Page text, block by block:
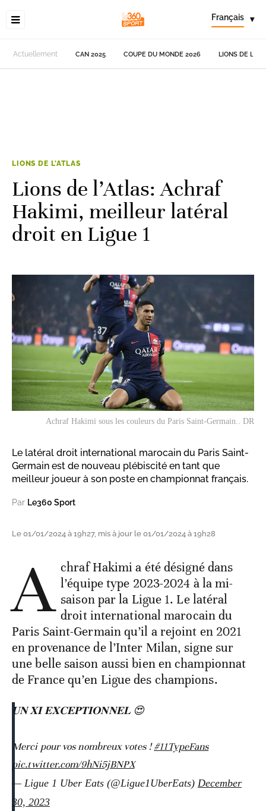
Français ▾
Actuellement CAN 2025 COUPE DU MONDE 2026 LIONS DE
LIONS DE L'ATLAS
Lions de l’Atlas: Achraf
Hakimi, meilleur latéral
droit en Ligue 1
Achraf Hakimi sous les couleurs du Paris Saint-Germain.. DR
Le latéral droit international marocain du Paris Saint-
Germain est de nouveau plébiscité en tant que
meilleur joueur à son poste en championnat français.
Par Le360 Sport
Le 01/01/2024 à 19h27, mis à jour le 01/01/2024 à 19h28
A chraf Hakimi a été désigné dans
l’équipe type 2023-2024 à la mi-
saison par la Ligue 1. Le latéral
droit international marocain du
Paris Saint-Germain qu’il a rejoint en 2021
en provenance de l’Inter Milan, signe sur
une belle saison aussi bien en championnat
de France qu’en Ligue des champions.
𝐔𝐍 𝐗𝐈 𝐄𝐗𝐂𝐄𝐏𝐓𝐈𝐎𝐍𝐍𝐄𝐋 😍
Merci pour vos nombreux votes !#11TypeFans
pic.twitter.com/9hNi5jBNPX
— Ligue 1 Uber Eats (@Ligue1UberEats) December
30, 2023